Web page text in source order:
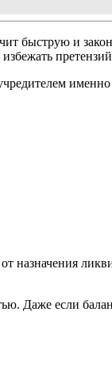
быструю и
назначения
Даже если